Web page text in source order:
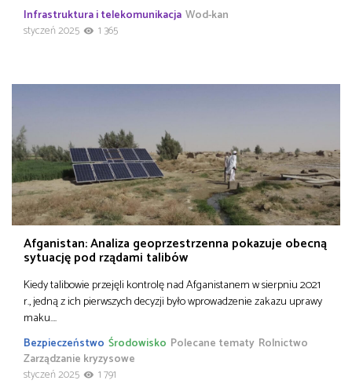
Infrastruktura i telekomunikacja Wod-kan
styczeń 2025
1 365
Afganistan: Analiza geoprzestrzenna pokazuje obecną
sytuację pod rządami talibów
Kiedy talibowie przejęli kontrolę nad Afganistanem w sierpniu 2021
r., jedną z ich pierwszych decyzji było wprowadzenie zakazu uprawy
maku….
Bezpieczeństwo Polecane tematy Rolnictwo
Środowisko
Zarządzanie kryzysowe
styczeń 2025
1 791